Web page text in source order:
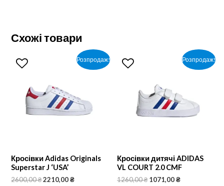
Схожі товари
Розпродаж!
Кросівки Adidas Originals
Superstar J ‘USA’
2600,00₴2210,00₴
Розпродаж!
Кросівки дитячі ADIDAS
VL COURT 2.0 CMF
1260,00₴ 1071,00₴